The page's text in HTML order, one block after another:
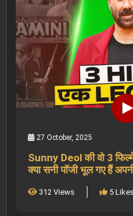
27 October, 2025
Sunny Deol की वो 3
क्या सनी पॉजी भूल गए हैं
312 Views 5 Likes